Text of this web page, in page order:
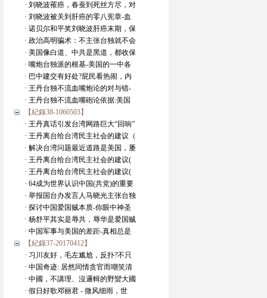
· 刘晓波罹癌，春蚕到死丝方尽，对
· 刘晓波被关到肝癌的零八宪章-血
· 诺贝尔和平奖刘晓波肝癌末期，保
· 政治高明骗术：不主张台独就不会
· 美国像白道、中共是黑道，都收保
· 嘴炮台独派的根基-美国的一中各
· 巴中建交有好处?屁民看热闹，内
· 王丹台独不流血嘴炮论的对与错-
· 王丹台独不流血嘴砲论依据:美国
【紀錄38-1060503】
· 王丹真话引发台湾网路巨大“回响”
· 王丹离台给台湾民主社会的建议（
· 解决台湾问题最近道路是美国，屡
· 王丹离台给台湾民主社会的建议(
· 王丹离台给台湾民主社会的建议(
· 64成为世界认识中国(共党)的重要
· 举报国台办发言人马晓光主张台独
· 探讨中国爱国贼本质-你眼中神圣
· 杨舒平其实是辱共，辱华是爱国贼
· 中国军事与美国的差距-真相总是
【紀錄37-20170412】
· 习川友好，毛左尴尬，反扑?不只
· 中国奇迹: 居然同情贪官而嘲笑清
· 中國，不講理、沒邏輯的野蠻大國
· 假日好歌邓丽君 - 微风细雨，世